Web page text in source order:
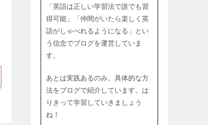
「英語は正しい学習法で誰でも習
得可能」「仲間がいたら楽しく英
語がしゃべれるようになる」とい
う信念でブログを運営していま
す。
あとは実践あるのみ。具体的な方
法をブログで紹介しています。は
りきって学習していきましょう
ね！